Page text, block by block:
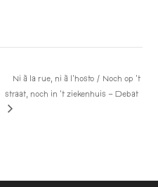
Ni à la rue, ni à l’hosto / Noch op ’t
straat, noch in ’t ziekenhuis – Debat